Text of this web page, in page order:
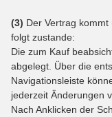
(3) Der Vertrag
folgt zustande:
Die zum Kauf
abgelegt. Über die
Navigationsleiste
jederzeit Änderungen
Nach Anklicken der